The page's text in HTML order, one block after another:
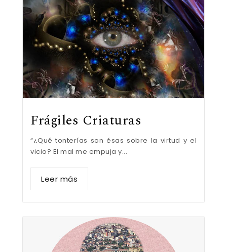
Frágiles Criaturas
“¿Qué tonterías son ésas sobre la virtud y el
vicio? El mal me empuja y...
Leer más